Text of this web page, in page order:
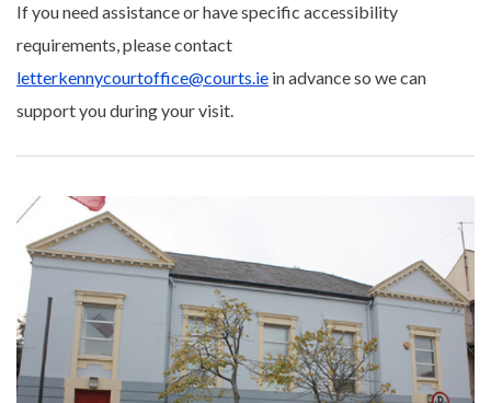
If you need assistance or have specific accessibility
requirements, please contact
letterkennycourtoffice@courts.ie in advance so we can
support you during your visit.